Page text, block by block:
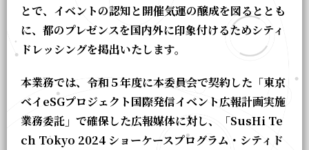
とで、イベントの認知と開催気運の醸成を図るととも
に、都のプレゼンスを国内外に印象付けるためシティ
ドレッシングを掲出いたします。
本業務では、令和５年度に本委員会で契約した「東京
ベイeSGプロジェクト国際発信イベント広報計画実施
業務委託」で確保した広報媒体に対し、「SusHi Te
ch Tokyo 2024 ショーケースプログラム・シティド